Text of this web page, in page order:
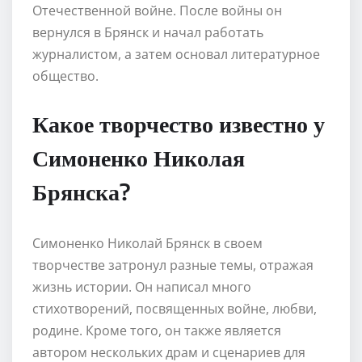
Отечественной войне. После войны он
вернулся в Брянск и начал работать
журналистом, а затем основал литературное
общество.
Какое творчество известно у
Симоненко Николая
Брянска?
Симоненко Николай Брянск в своем
творчестве затронул разные темы, отражая
жизнь истории. Он написал много
стихотворений, посвященных войне, любви,
родине. Кроме того, он также является
автором нескольких драм и сценариев для